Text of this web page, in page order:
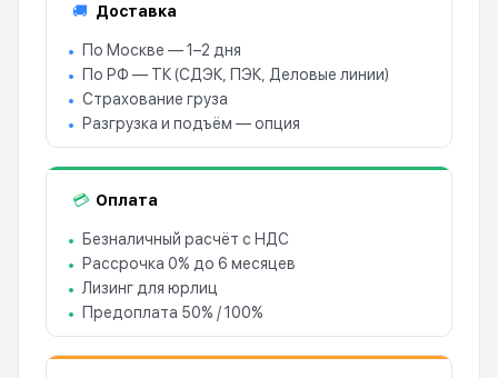
🚚 Доставка
По Москве — 1–2 дня
По РФ — ТК (СДЭК, ПЭК, Деловые линии)
Страхование груза
Разгрузка и подъём — опция
💳 Оплата
Безналичный расчёт с НДС
Рассрочка 0% до 6 месяцев
Лизинг для юрлиц
Предоплата 50% / 100%